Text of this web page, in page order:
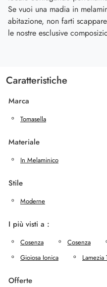
Se vuoi una madia in
abitazione, non farti
le nostre esclusive
Caratteristiche
Marca
Tomasella
Materiale
In Melaminico
Stile
Moderne
I più visti a :
Cosenza Cosenza
Gioiosa Ionica
Lamezia
Offerte